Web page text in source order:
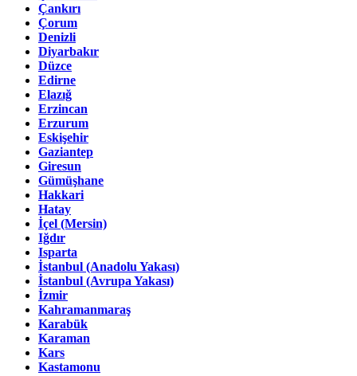
Çankırı
Çorum
Denizli
Diyarbakır
Düzce
Edirne
Elazığ
Erzincan
Erzurum
Eskişehir
Gaziantep
Giresun
Gümüşhane
Hakkari
Hatay
İçel (Mersin)
Iğdır
Isparta
İstanbul (Anadolu Yakası)
İstanbul (Avrupa Yakası)
İzmir
Kahramanmaraş
Karabük
Karaman
Kars
Kastamonu